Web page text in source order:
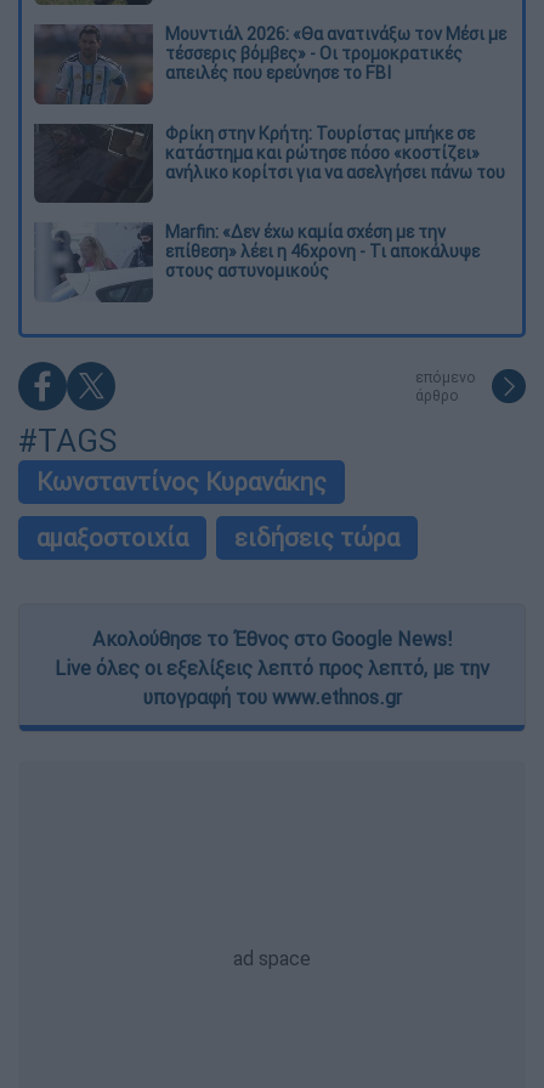
Μουντιάλ 2026: «Θα ανατινάξω τον Μέσι με
τέσσερις βόμβες» - Οι τρομοκρατικές
απειλές που ερεύνησε το FBI
Φρίκη στην Κρήτη: Τουρίστας μπήκε σε
κατάστημα και ρώτησε πόσο «κοστίζει»
ανήλικο κορίτσι για να ασελγήσει πάνω του
Marfin: «Δεν έχω καμία σχέση με την
επίθεση» λέει η 46χρονη - Τι αποκάλυψε
στους αστυνομικούς
επόμενο
άρθρο
#TAGS
Κωνσταντίνος Κυρανάκης
αμαξοστοιχία
ειδήσεις τώρα
Ακολούθησε το Έθνος στο Google News!
Live όλες οι εξελίξεις λεπτό προς λεπτό, με την
υπογραφή του www.ethnos.gr